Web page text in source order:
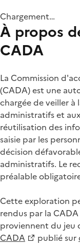
Chargement…
À propos
CADA
La Commission
(CADA) est une
chargée de veiller
administratifs et
réutilisation des
saisie par les
décision
administratifs. Le
préalable
Cette exploration
rendus par la
proviennent du jeu
CADA
publié sur